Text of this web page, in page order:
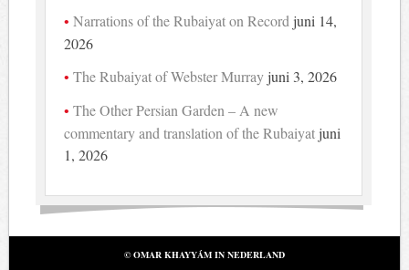
Narrations of the Rubaiyat on Record juni 14,
2026
The Rubaiyat of Webster Murray juni 3, 2026
The Other Persian Garden – A new
commentary and translation of the Rubaiyat juni
1, 2026
© OMAR KHAYYÁM IN NEDERLAND